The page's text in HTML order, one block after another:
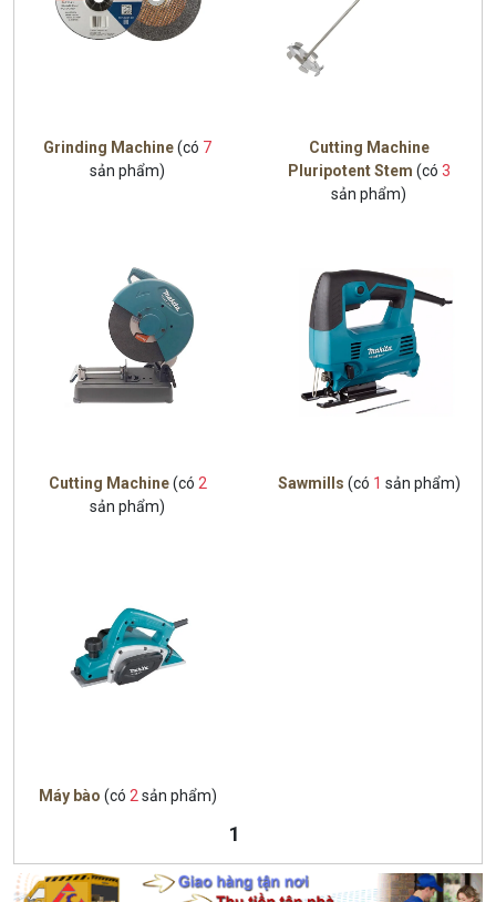
Grinding Machine(có 7
sản phẩm)
Cutting Machine
Pluripotent Stem (có 3
sản phẩm)
Cutting Machine(có 2
sản phẩm)
Sawmills (có 1 sản phẩm)
Máy bào (có 2 sản phẩm)
1